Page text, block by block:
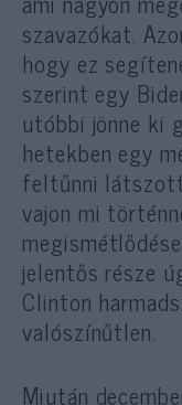
szavazókat.
hogy ez
szerint egy
utóbbi jönne ki
hetekben egy
feltűnni
vajon mi
jelentős része
Clinton
valószínűtlen.
Miután